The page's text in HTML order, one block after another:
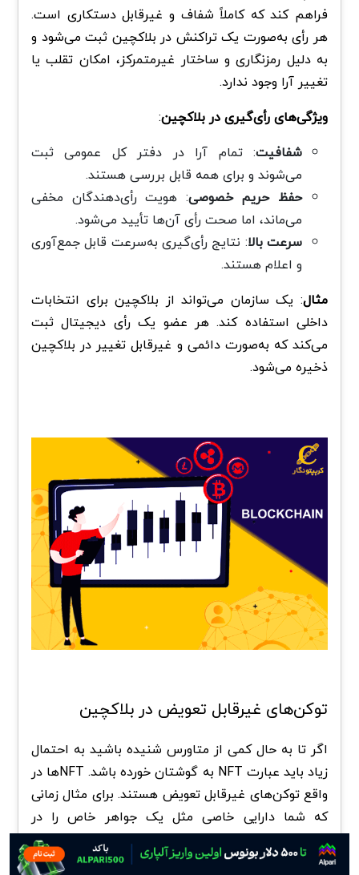
فراهم کند که کاملاً شفاف و غیرقابل دستکاری است.
هر رأی به‌صورت یک تراکنش در بلاکچین ثبت می‌شود و
به دلیل رمزنگاری و ساختار غیرمتمرکز، امکان تقلب یا
تغییر آرا وجود ندارد.
ویژگی‌های رأی‌گیری در بلاکچین:
شفافیت: تمام آرا در دفتر کل عمومی ثبت
می‌شوند و برای همه قابل بررسی هستند.
حفظ حریم خصوصی: هویت رأی‌دهندگان مخفی
می‌ماند، اما صحت رأی آن‌ها تأیید می‌شود.
سرعت بالا: نتایج رأی‌گیری به‌سرعت قابل جمع‌آوری
و اعلام هستند.
مثال: یک سازمان می‌تواند از بلاکچین برای انتخابات
داخلی استفاده کند. هر عضو یک رأی دیجیتال ثبت
می‌کند که به‌صورت دائمی و غیرقابل تغییر در بلاکچین
ذخیره می‌شود.
توکن‌های غیرقابل تعویض در بلاکچین
اگر تا به حال کمی از متاورس شنیده باشید به احتمال
زیاد باید عبارت NFT
به گوشتان خورده باشد. NFTها در
واقع توکن‌های غیرقابل تعویض هستند. برای مثال زمانی
که شما دارایی خاصی مثل یک جواهر خاص را در
بلاکچین ذخیره کنید بلاکچین تضمین میکند که این
مورد تنها مورد واقعی موجود باشد در حالی که بقیه موارد